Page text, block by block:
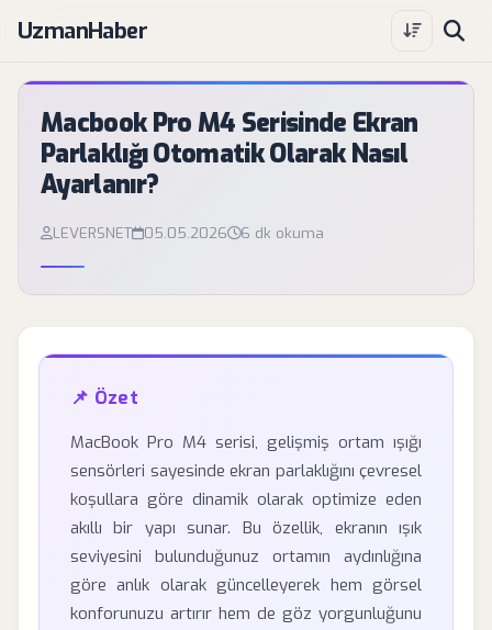
UzmanHaber
Macbook Pro M4 Serisinde Ekran
Parlaklığı Otomatik Olarak Nasıl
Ayarlanır?
LEVERSNET 05.05.2026 6 dk okuma
📌 Özet
MacBook Pro M4 serisi, gelişmiş ortam ışığı
sensörleri sayesinde ekran parlaklığını çevresel
koşullara göre dinamik olarak optimize eden
akıllı bir yapı sunar. Bu özellik, ekranın ışık
seviyesini bulunduğunuz ortamın aydınlığına
göre anlık olarak güncelleyerek hem görsel
konforunuzu artırır hem de göz yorgunluğunu